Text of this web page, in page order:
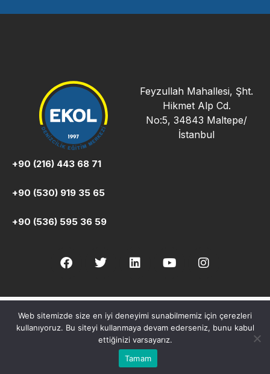
Feyzullah Mahallesi, Şht.
Hikmet Alp Cd.
No:5, 34843 Maltepe/
İstanbul
+90 (216) 443 68 71
+90 (530) 919 35 65
+90 (536) 595 36 59
Copyright © Ekol Denizcilik. Her hakkı saklıdır.
Genel Aydınlatma Metni Kullanım Koşulları
Gizlilik Ve Güvenlik
Web sitemizde size en iyi deneyimi sunabilmemiz için çerezleri
kullanıyoruz. Bu siteyi kullanmaya devam ederseniz, bunu kabul
ettiğinizi varsayarız.
Tamam